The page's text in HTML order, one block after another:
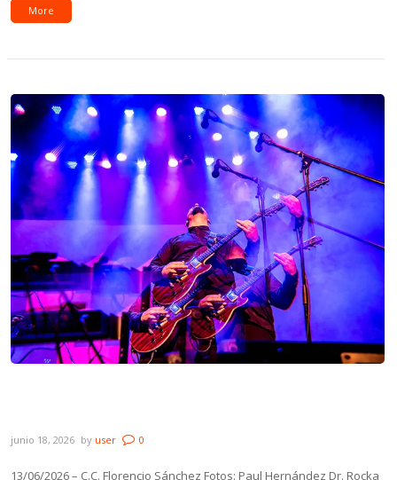
More
junio 18, 2026 by user 0
13/06/2026 – C.C. Florencio Sánchez Fotos: Paul Hernández Dr. Rocka